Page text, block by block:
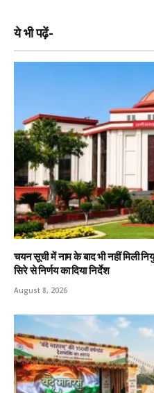
ये भी पढ़ें-
चयन सूची में नाम के बाद भी नहीं मिली
सिरे से निर्णय का दिया निर्देश
August 8, 2026